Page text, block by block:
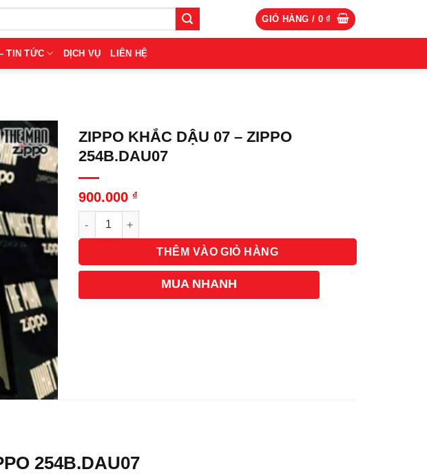
GIỎ HÀNG / 0₫
TIN TỨC DỊCH VỤ LIÊN HỆ
ZIPPO KHẮC DẬU 07 – ZIPPO
254B.DAU07
900.000 ₫
Số lượng
THÊM VÀO GIỎ HÀNG
MUA NHANH
254B.DAU07